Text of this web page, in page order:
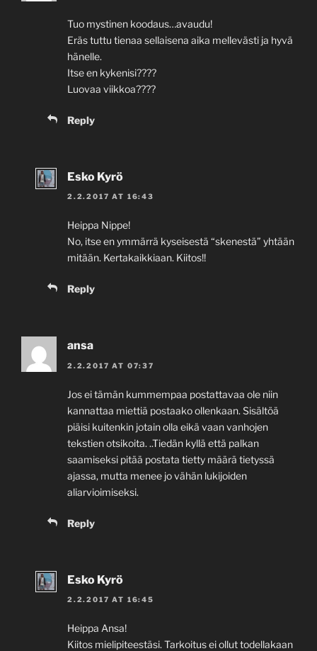
Tuo mystinen koodaus…avaudu!
Eräs tuttu tienaa sellaisena aika mellevästi ja hyvä
hänelle.
Itse en kykenisi????
Luovaa viikkoa????
Reply
Esko Kyrö
2.2.2017 AT 16:43
Heippa Nippe!
No, itse en ymmärrä kyseisestä “skenestä” yhtään
mitään. Kertakaikkiaan. Kiitos!!
Reply
ansa
2.2.2017 AT 07:37
Jos ei tämän kummempaa postattavaa ole niin
kannattaa miettiä postaako ollenkaan. Sisältöä
piäisi kuitenkin jotain olla eikä vaan vanhojen
tekstien otsikoita. ..Tiedän kyllä että palkan
saamiseksi pitää postata tietty määrä tietyssä
ajassa, mutta menee jo vähän lukijoiden
aliarvioimiseksi.
Reply
Esko Kyrö
2.2.2017 AT 16:45
Heippa Ansa!
Kiitos mielipiteestäsi. Tarkoitus ei ollut todellakaan